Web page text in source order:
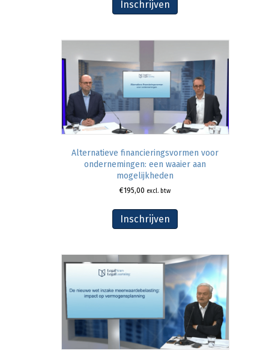
Inschrijven
Alternatieve financieringsvormen voor
ondernemingen: een waaier aan
mogelijkheden
€195,00 excl. btw
Inschrijven